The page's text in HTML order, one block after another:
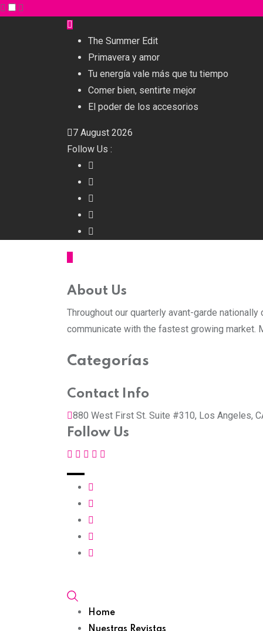
The Summer Edit
Primavera y amor
Tu energía vale más que tu tiempo
Comer bien, sentirte mejor
El poder de los accesorios
7 August 2026
Follow Us :
About Us
Throughout our quarterly avant-garde
communicate with the fastest growing market.
Categorías
Contact Info
880 West First St. Suite #310, Los Angeles,
Follow Us
Home